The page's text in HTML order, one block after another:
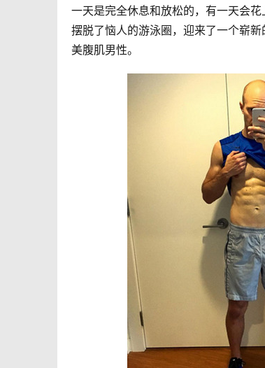
一天是完全休息和放松的，有一天会
摆脱了恼人的游泳圈，迎来了一个崭
美腹肌男性。